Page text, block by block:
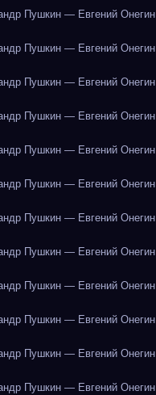
Пушкин — Евгений Онегин
Пушкин — Евгений Онегин
Пушкин — Евгений Онегин
Пушкин — Евгений Онегин
Пушкин — Евгений Онегин
Пушкин — Евгений Онегин
Пушкин — Евгений Онегин
Пушкин — Евгений Онегин
Пушкин — Евгений Онегин
Пушкин — Евгений Онегин
Пушкин — Евгений Онегин
Пушкин — Евгений Онегин